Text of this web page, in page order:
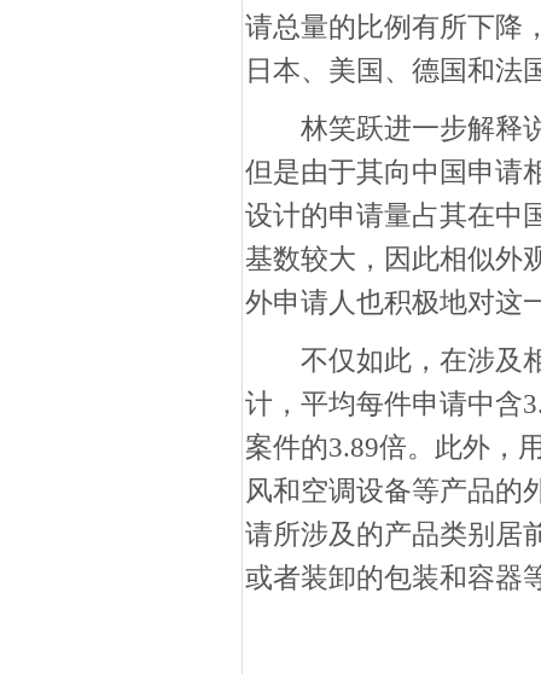
请总量的比例有所下降
日本、美国、德国和法
林笑跃进一步解释说
但是由于其向中国申请
设计的申请量占其在中
基数较大，因此相似外
外申请人也积极地对这
不仅如此，在涉及相
计，平均每件申请中含
案件的3.89倍。此外，
风和空调设备等产品的
请所涉及的产品类别居
或者装卸的包装和容